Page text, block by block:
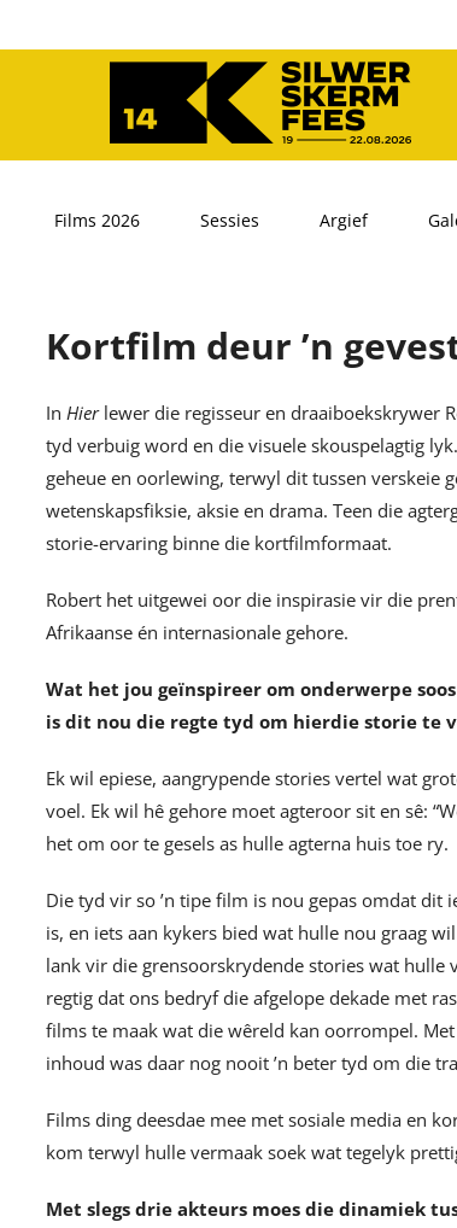
Films 2026 Sessies Argief
Kortfilm deur ’n
InHierlewer die regisseur en draaiboekskrywer
tyd verbuig word en die visuele skouspelagtig
geheue en oorlewing, terwyl dit tussen verskeie
wetenskapsfiksie, aksie en drama. Teen die
storie-ervaring binne die kortfilmformaat.
Robert het uitgewei oor die inspirasie vir die
Afrikaanse én internasionale gehore.
Wat het jou geïnspireer om onderwerpe
is dit nou die regte tyd om hierdie storie te
Ek wil epiese, aangrypende stories vertel wat
voel. Ek wil hê gehore moet agteroor sit en sê:
het om oor te gesels as hulle agterna huis toe ry.
Die tyd vir so ’n tipe film is nou gepas omdat dit
is, en iets aan kykers bied wat hulle nou graag
lank vir die grensoorskrydende stories wat hulle
regtig dat ons bedryf die afgelope dekade met
films te maak wat die wêreld kan oorrompel.
inhoud was daar nog nooit ’n beter tyd om die
Films ding deesdae mee met sosiale media en
kom terwyl hulle vermaak soek wat tegelyk
Met slegs drie akteurs moes die dinamiek